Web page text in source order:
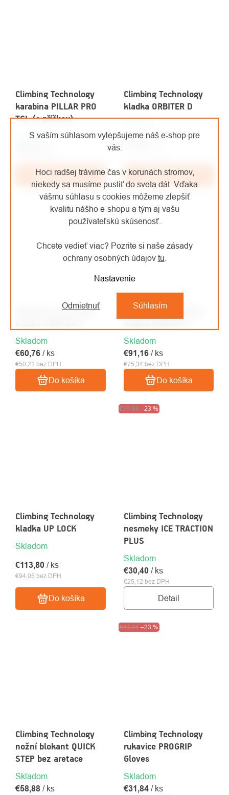
S vaším súhlasom vylepšujeme náš e-shop pre
vás.
Hoci radšej trávime čas v korunách stromov,
niekedy sa musíme pustiť do sveta dát. Vďaka
vášmu súhlasu s cookies môžeme zlepšiť
kvalitu nášho e-shopu a tým aj vašu
používateľskú skúsenosť.
Chcete vedieť viac? Pozrite si naše zásady
ochrany osobných údajov tu
Nastavenie
Odmietnuť Súhlasím
Climbing Technology
karabina PILLAR PRO
TGL (s příčkou)
Skladom
Do košíka
Climbing Technology
kladka ORBITER D
€70,28
Do košíka
Climbing Technology
Skladom
€50,21 bez DPH
€60,76 / ks
Do košíka
Climbing Technology
Skladom
€75,34 bez DPH
€91,16 / ks
Do košíka
Climbing Technology
kladka UP LOCK
Skladom
€94,05 bez DPH
€113,80 / ks
Do košíka
Výpredaj
€39,88 –23 %
Climbing Technology
nesmeky ICE TRACTION
PLUS
Skladom
€25,12 bez DPH
€30,40 / ks
Detail
Climbing Technology
nožní blokant QUICK
STEP bez aretace
Skladom
€58,88 / ks
Výpredaj
€41,76 –23 %
Climbing Technology
rukavice PROGRIP
Gloves
Skladom
€31,84 / ks